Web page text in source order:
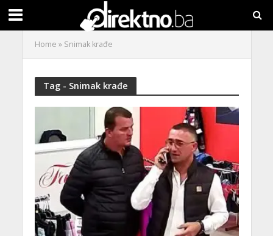
Home » Snimak krađe
Tag - Snimak krađe